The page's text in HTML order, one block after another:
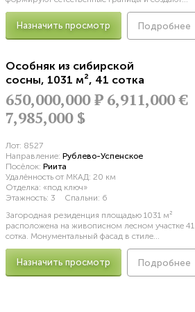
Назначить просмотр Подробнее
Особняк из сибирской
сосны, 1031 м², 41 сотка
650,000,000Р 6,911,000 €
7,985,000 $
Лот: 8527
Направление: Рублево-Успенское
Посёлок: Риита
Удалённость от МКАД: 20 км
Отделка: «под ключ»
Этажность: 3 Спальни: 6
Загородная резиденция площадью 1031 м²
расположена на живописном лесном участке 41
сотка. Монументальный фасад в стиле...
Назначить просмотр Подробнее